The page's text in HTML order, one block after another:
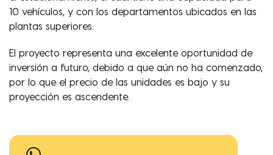
10 vehículos, y con los departamentos ubicados en las
plantas superiores.
El proyecto representa una excelente oportunidad de
inversión a futuro, debido a que aún no ha comenzado,
por lo que el precio de las unidades es bajo y su
proyección es ascendente.